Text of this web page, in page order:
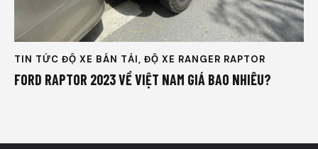
TIN TỨC ĐỘ XE BÁN TẢI, ĐỘ XE RANGER RAPTOR
FORD RAPTOR 2023 VỀ VIỆT NAM GIÁ BAO NHIÊU?